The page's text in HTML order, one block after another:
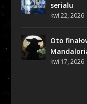
serialu
kwi 22, 2026|
Oto
kwi 17, 2026|